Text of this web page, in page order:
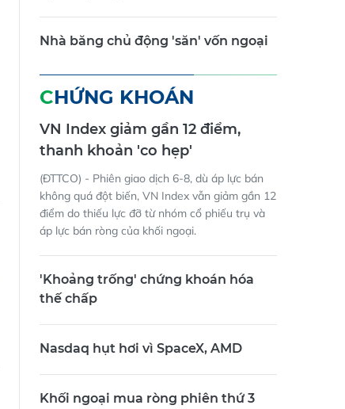
Nhà băng chủ động 'săn' vốn ngoại
CHỨNG KHOÁN
VN Index giảm gần 12 điểm,
thanh khoản 'co hẹp'
(ĐTTCO) - Phiên giao dịch 6-8, dù áp lực bán
không quá đột biến, VN Index vẫn giảm gần 12
điểm do thiếu lực đỡ từ nhóm cổ phiếu trụ và
áp lực bán ròng của khối ngoại.
'Khoảng trống' chứng khoán hóa
thế chấp
Nasdaq hụt hơi vì SpaceX, AMD
Khối ngoại mua ròng phiên thứ 3